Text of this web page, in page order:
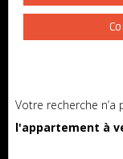
Votre recherche n’a
l'appartement à